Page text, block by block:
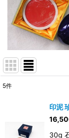
並び順
5件
印泥
30g